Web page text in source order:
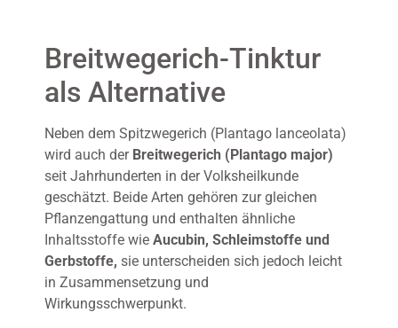
Breitwegerich-Tinktur
als Alternative
Neben dem Spitzwegerich (Plantago lanceolata)
wird auch der Breitwegerich (Plantago major)
seit Jahrhunderten in der Volksheilkunde
geschätzt. Beide Arten gehören zur gleichen
Pflanzengattung und enthalten ähnliche
Inhaltsstoffe wie Aucubin, Schleimstoffe und
Gerbstoffe, sie unterscheiden sich jedoch leicht
in Zusammensetzung und
Wirkungsschwerpunkt.